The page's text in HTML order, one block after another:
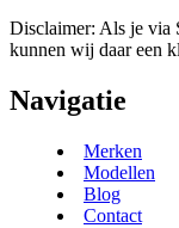
Disclaimer: Als je via
kunnen wij daar een
Navigatie
Merken
Modellen
Blog
Contact